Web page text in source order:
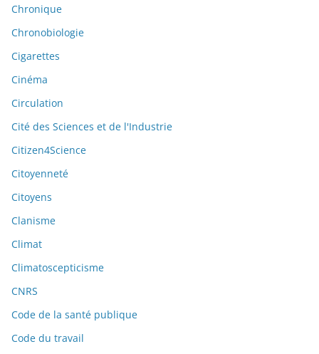
Chronique
Chronobiologie
Cigarettes
Cinéma
Circulation
Cité des Sciences et de l'Industrie
Citizen4Science
Citoyenneté
Citoyens
Clanisme
Climat
Climatoscepticisme
CNRS
Code de la santé publique
Code du travail